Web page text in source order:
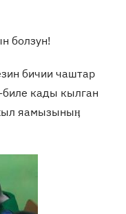
болзун!
бичии чаштар
кады кылган
яамызыныӊ